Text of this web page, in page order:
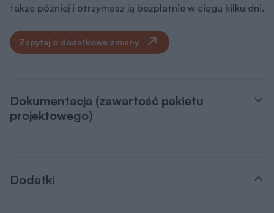
także później i otrzymasz ją bezpłatnie w ciągu kilku dni.
Zapytaj o dodatkowe zmiany
Dokumentacja (zawartość pakietu
projektowego)
Dodatki